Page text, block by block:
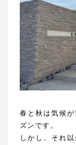
春と秋は気候
ズンです。
しかし、それ